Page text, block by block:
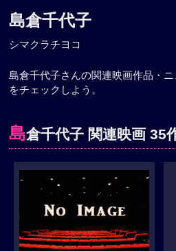
島倉千代子
シマクラチヨコ
島倉千代子さんの関連映画作品・
をチェックしよう。
島倉千代子 関連映画 35